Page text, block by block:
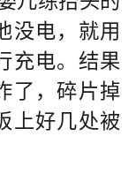
没电，就用
充电。结果
了，碎片掉
上好几处被